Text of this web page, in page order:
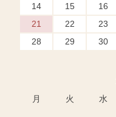
14
15 16
21
22 23
28
29 30
月
火 水